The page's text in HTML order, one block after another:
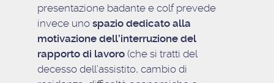
presentazione badante e colf prevede
invece uno spazio dedicato alla
motivazione dell’interruzione del
rapporto di lavoro(che si tratti del
decesso dell’assistito, cambio di